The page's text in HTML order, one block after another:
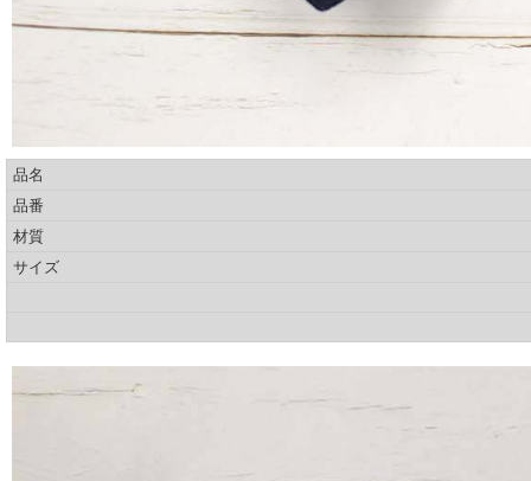
品名
品番
材質
サイズ